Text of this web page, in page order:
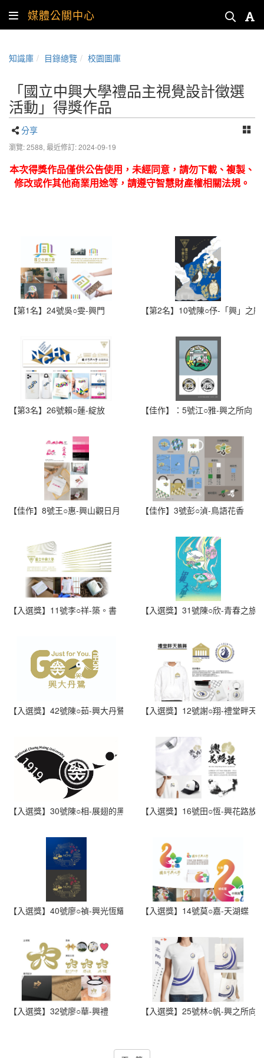
媒體公關中心
知識庫 目錄總覽 校園圖庫
「國立中興大學禮品主視覺設計徵選
活動」得獎作品
分享
瀏覽: 2588, 最近修訂: 2024-09-19
本次得獎作品僅供公告使用，未經同意，請勿下載、複製、
修改或作其他商業用途等，請遵守智慧財產權相關法規。
【第1名】24號吳○雯-興門 【第2名】10號陳○伃-「興」之
【第3名】26號賴○蓮-綻放 【佳作】：5號江○雅-興之所向
【佳作】8號王○惠-興山觀日月 【佳作】3號彭○湞-鳥語花香
【入選獎】11號李○祥-築。書 【入選獎】31號陳○欣-青春之旅
【入選獎】42號陳○茹-興大丹鷺 【入選獎】12號謝○翔-禮堂畔天
【入選獎】30號陳○相-展翅的黑天鵝 【入選獎】16號田○恆-興花路放
【入選獎】40號廖○禎-興光恆耀 【入選獎】14號莫○嘉-天湖蝶
【入選獎】32號廖○華-興禮 【入選獎】25號林○帆-興之所向